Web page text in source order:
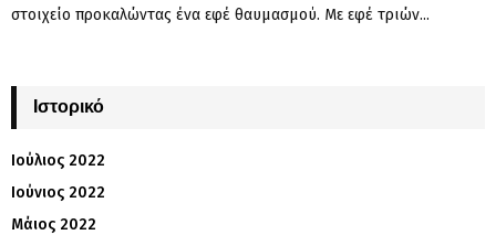
στοιχείο προκαλώντας ένα εφέ θαυμασμού. Με εφέ τριών...
Ιστορικό
Ιούλιος 2022
Ιούνιος 2022
Μάιος 2022